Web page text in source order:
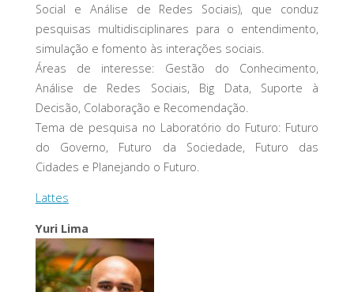
Social e Análise de Redes Sociais), que conduz
pesquisas multidisciplinares para o entendimento,
simulação e fomento às interações sociais.
Áreas de interesse: Gestão do Conhecimento,
Análise de Redes Sociais, Big Data, Suporte à
Decisão, Colaboração e Recomendação.
Tema de pesquisa no Laboratório do Futuro: Futuro
do Governo, Futuro da Sociedade, Futuro das
Cidades e Planejando o Futuro.
Lattes
Yuri Lima